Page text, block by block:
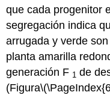
que cada progenitor
segregación indica
arrugada y verde
planta amarilla
generación F 1 de
(Figura